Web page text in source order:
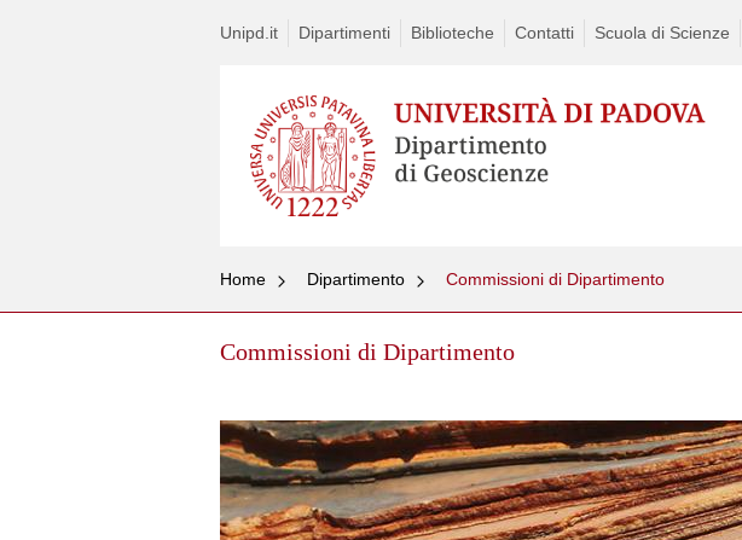
Unipd.it Dipartimenti Biblioteche Contatti Scuola di Scienze
Home Dipartimento Commissioni di Dipartimento
Commissioni di Dipartimento